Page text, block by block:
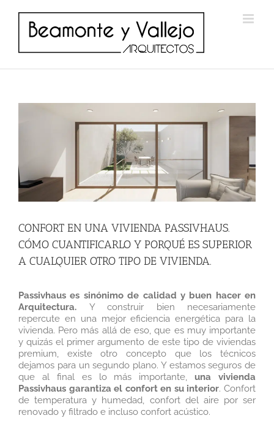
contenido
CONFORT EN UNA VIVIENDA PASSIVHAUS.
CÓMO CUANTIFICARLO Y PORQUÉ ES SUPERIOR
A CUALQUIER OTRO TIPO DE VIVIENDA.
Passivhaus es sinónimo de calidad y buen hacer en
Arquitectura. Y construir bien necesariamente
repercute en una mejor eficiencia energética para la
vivienda. Pero más allá de eso, que es muy importante
y quizás el primer argumento de este tipo de viviendas
premium, existe otro concepto que los técnicos
dejamos para un segundo plano. Y estamos seguros de
que al final es lo más importante,una vivienda
Passivhaus garantiza el confort en su interior. Confort
de temperatura y humedad, confort del aire por ser
renovado y filtrado e incluso confort acústico.